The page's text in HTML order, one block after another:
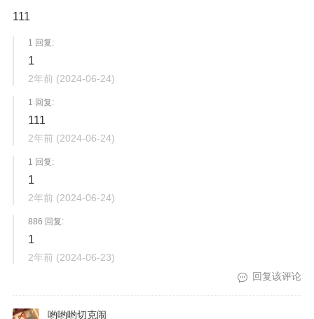
111
1 回复:
1
2年前 (2024-06-24)
1 回复:
111
2年前 (2024-06-24)
1 回复:
1
2年前 (2024-06-24)
886 回复:
1
2年前 (2024-06-23)
回复该评论
哟哟哟切克闹